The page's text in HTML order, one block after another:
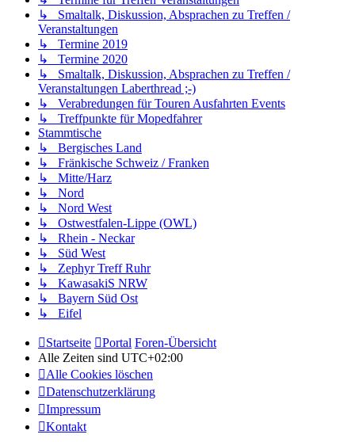
↳ Smaltalk, Diskussion, Absprachen zu Treffen /
Veranstaltungen
↳ Termine 2019
↳ Termine 2020
↳ Smaltalk, Diskussion, Absprachen zu Treffen /
Veranstaltungen Laberthread ;-)
↳ Verabredungen für Touren Ausfahrten Events
↳ Treffpunkte für Mopedfahrer
Stammtische
↳ Bergisches Land
↳ Fränkische Schweiz / Franken
↳ Mitte/Harz
↳ Nord
↳ Nord West
↳ Ostwestfalen-Lippe (OWL)
↳ Rhein - Neckar
↳ Süd West
↳ Zephyr Treff Ruhr
↳ KawasakiS NRW
↳ Bayern Süd Ost
↳ Eifel
Startseite Portal Foren-Übersicht
Alle Zeiten sind UTC+02:00
Alle Cookies löschen
Datenschutzerklärung
Impressum
Kontakt